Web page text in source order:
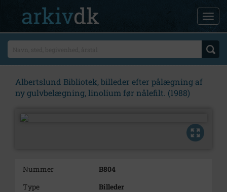
Albertslund Bibliotek, billeder efter pålægning af
ny gulvbelægning, linolium før nålefilt. (1988)
Nummer
B804
Type
Billeder